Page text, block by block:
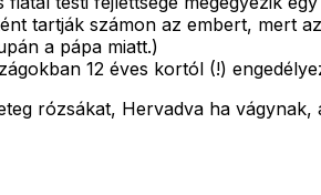
tartják számon az embert, mert
a pápa miatt.)
12 éves kortól (!)
rózsákat, Hervadva ha